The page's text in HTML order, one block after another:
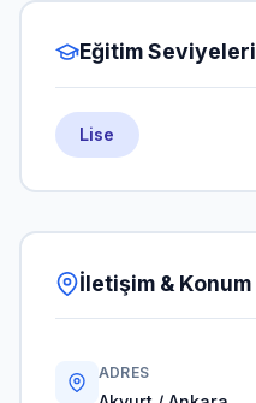
Eğitim Seviyeleri
Lise
İletişim & Konum
ADRES